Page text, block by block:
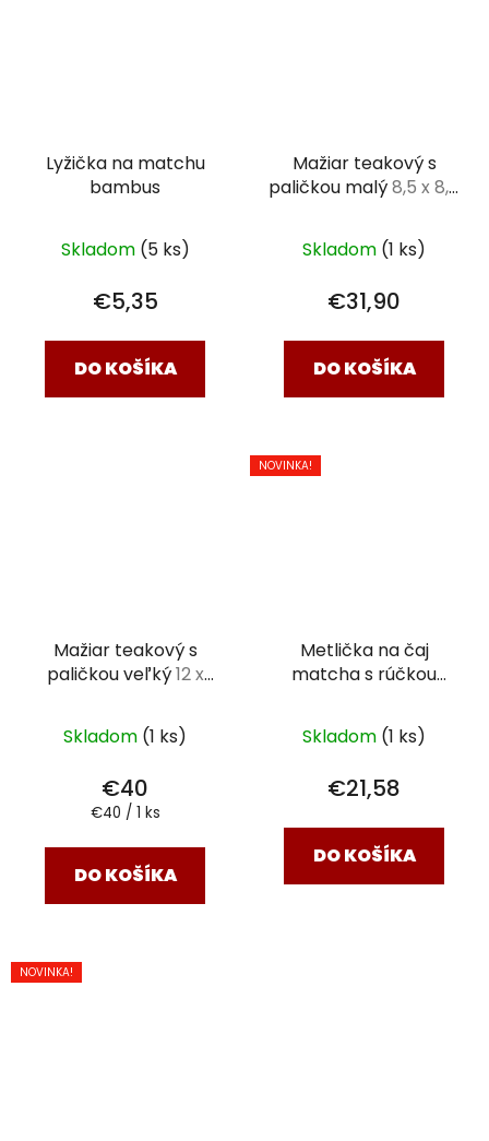
Lyžička na matchu
bambus
Skladom (5 ks)
€5,35
DO KOŠÍKA
Mažiar teakový s
paličkou malý8,5 x 8,5
Skladom (1 ks)
€31,90
DO KOŠÍKA
Mažiar teakový s
paličkou veľký12 x
Skladom (1 ks)
€40
Jednotková
€40 / 1 ks
DO KOŠÍKA
NOVINKA!
Metlička na čaj
matcha s rúčkou
Skladom (1 ks)
€21,58
DO KOŠÍKA
NOVINKA!